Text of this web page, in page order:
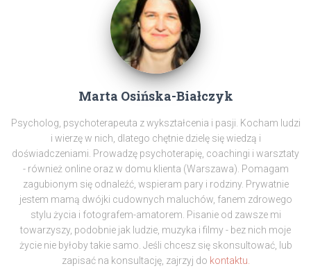
Marta Osińska-Białczyk
Psycholog, psychoterapeuta z wykształcenia i pasji. Kocham ludzi
i wierzę w nich, dlatego chętnie dzielę się wiedzą i
doświadczeniami. Prowadzę psychoterapię, coachingi i warsztaty
- również online oraz w domu klienta (Warszawa). Pomagam
zagubionym się odnaleźć, wspieram pary i rodziny. Prywatnie
jestem mamą dwójki cudownych maluchów, fanem zdrowego
stylu życia i fotografem-amatorem. Pisanie od zawsze mi
towarzyszy, podobnie jak ludzie, muzyka i filmy - bez nich moje
życie nie byłoby takie samo. Jeśli chcesz się skonsultować, lub
zapisać na konsultację, zajrzyj do kontaktu.